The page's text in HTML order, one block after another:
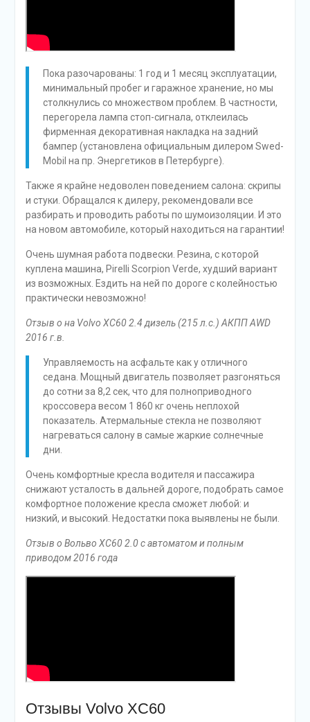
Пока разочарованы: 1 год и 1 месяц эксплуатации,
минимальный пробег и гаражное хранение, но мы
столкнулись со множеством проблем. В частности,
перегорела лампа стоп-сигнала, отклеилась
фирменная декоративная накладка на задний
бампер (установлена официальным дилером Swed-
Mobil на пр. Энергетиков в Петербурге).
Также я крайне недоволен поведением салона: скрипы
и стуки. Обращался к дилеру, рекомендовали все
разбирать и проводить работы по шумоизоляции. И это
на новом автомобиле, который находиться на гарантии!
Очень шумная работа подвески. Резина, с которой
куплена машина, Pirelli Scorpion Verde, худший вариант
из возможных. Ездить на ней по дороге с колейностью
практически невозможно!
Отзыв о на Volvo XC60 2.4 дизель (215 л.с.) АКПП AWD
2016 г.в.
Управляемость на асфальте как у отличного
седана. Мощный двигатель позволяет разгоняться
до сотни за 8,2 сек, что для полноприводного
кроссовера весом 1 860 кг очень неплохой
показатель. Атермальные стекла не позволяют
нагреваться салону в самые жаркие солнечные
дни.
Очень комфортные кресла водителя и пассажира
снижают усталость в дальней дороге, подобрать самое
комфортное положение кресла сможет любой: и
низкий, и высокий. Недостатки пока выявлены не были.
Отзыв о Вольво ХС60 2.0 с автоматом и полным
приводом 2016 года
Отзывы Volvo XC60